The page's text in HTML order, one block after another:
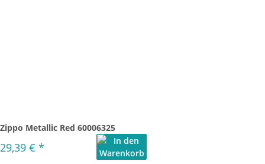
Zippo Metallic Red 60006325
29,39 € *